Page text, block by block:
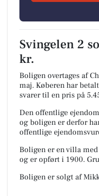
Svingelen 2
kr.
Boligen overtages af
maj. Køberen har
svarer til en pris på
Den offentlige
og boligen er derfor
offentlige
Boligen er en villa
og er opført i 1900.
Boligen er solgt af